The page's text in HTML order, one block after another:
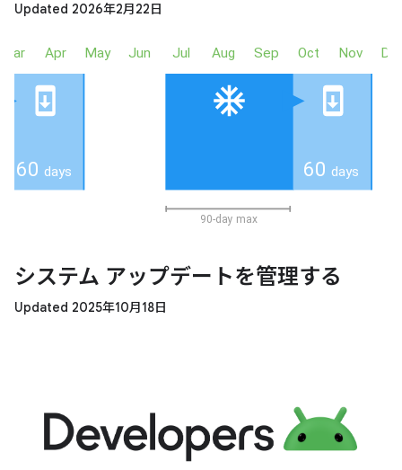
Updated 2026年2月22日
システム アップデートを管理する
Updated 2025年10月18日